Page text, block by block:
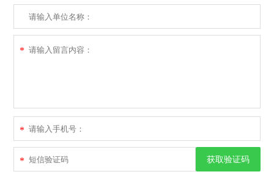
*
*
* 获取验证码